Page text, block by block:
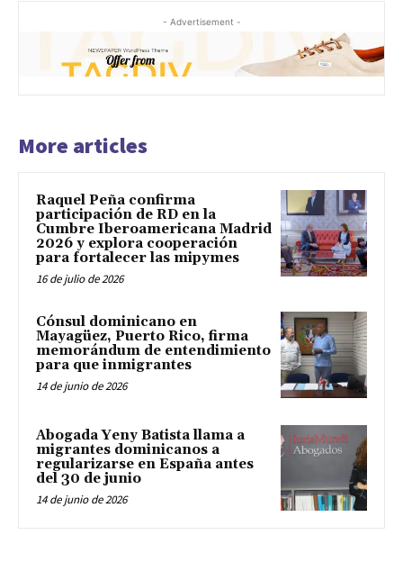
- Advertisement -
More articles
Raquel Peña confirma
participación de RD en la
Cumbre Iberoamericana Madrid
2026 y explora cooperación
para fortalecer las mipymes
16 de julio de 2026
Cónsul dominicano en
Mayagüez, Puerto Rico, firma
memorándum de entendimiento
para que inmigrantes
14 de junio de 2026
Abogada Yeny Batista llama a
migrantes dominicanos a
regularizarse en España antes
del 30 de junio
14 de junio de 2026